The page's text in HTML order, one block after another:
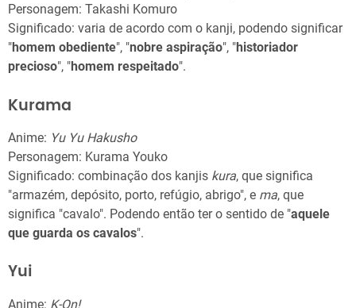
Personagem: Takashi Komuro
Significado: varia de acordo com o kanji, podendo significar
"homem obediente", "nobre aspiração", "historiador
precioso", "homem respeitado".
Kurama
Anime: Yu Yu Hakusho
Personagem: Kurama Youko
Significado: combinação dos kanjis kura, que significa
"armazém, depósito, porto, refúgio, abrigo", e ma, que
significa "cavalo". Podendo então ter o sentido de "aquele
que guarda os cavalos".
Yui
Anime: K-On!